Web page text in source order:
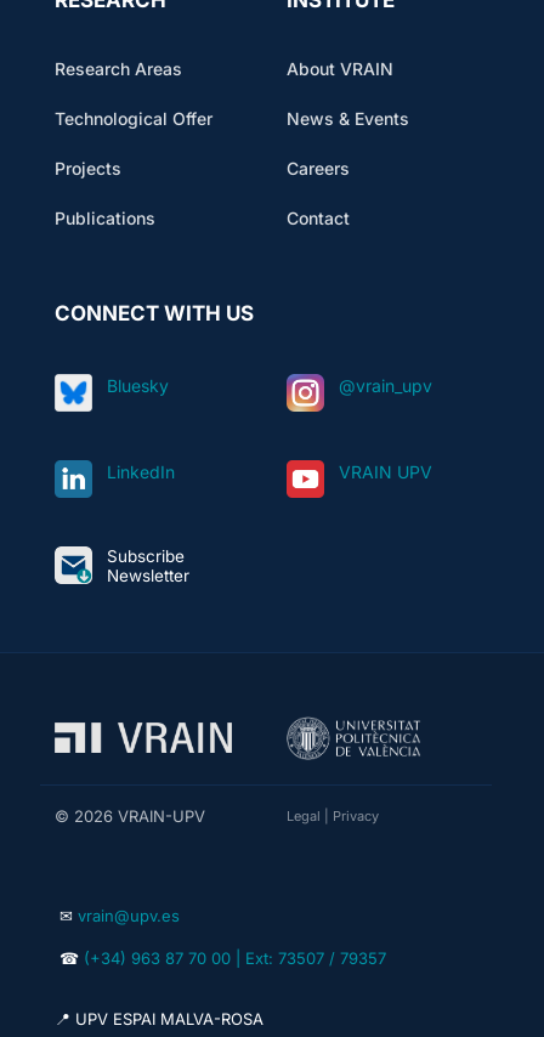
Research Areas
Technological Offer
Projects
Publications
About VRAIN
News & Events
Careers
Contact
CONNECT WITH US
Bluesky @vrain_upv
LinkedIn VRAIN UPV
Subscribe
Newsletter
© 2026 VRAIN-UPV Legal Privacy
✉ vrain@upv.es
☎ (+34) 963 87 70 00 | Ext: 73507 / 79357
📍 UPV ESPAI MALVA-ROSA